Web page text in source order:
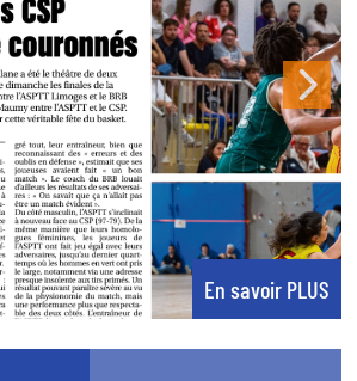
En savoir PLUS
Next